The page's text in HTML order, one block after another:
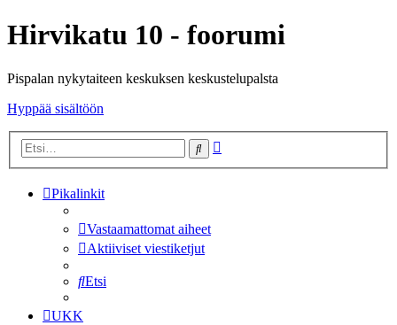
Hirvikatu 10 - foorumi
Pispalan nykytaiteen keskuksen keskustelupalsta
Hyppää sisältöön
Etsi
Pikalinkit
Vastaamattomat aiheet
Aktiiviset viestiketjut
Etsi
UKK